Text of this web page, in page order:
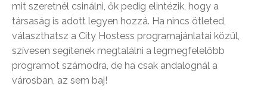
mit szeretnél csinálni, ők pedig elintézik, hogy a
társaság is adott legyen hozzá. Ha nincs ötleted,
választhatsz a City Hostess programajánlatai közül,
szívesen segítenek megtalálni a legmegfelelőbb
programot számodra, de ha csak andalognál a
városban, az sem baj!